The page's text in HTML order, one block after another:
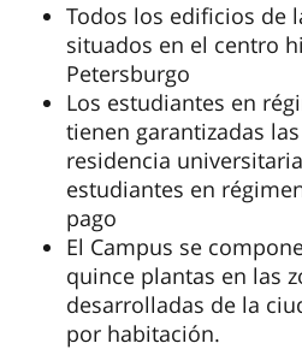
Todos los edificios de
situados en el centro
Petersburgo
Los estudiantes en
tienen garantizadas
residencia
estudiantes en
pago
El Campus se
quince plantas en las
desarrolladas de la
por habitación.